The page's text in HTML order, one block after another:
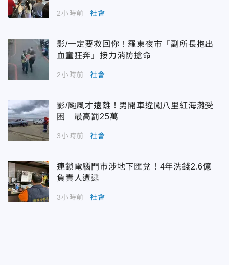
2小時前 社會
影/一定要救回你！羅東夜市「副所長抱出
血童狂奔」接力消防搶命
2小時前 社會
影/颱風才遠離！男開車違闖八里紅海灘受
困 最高罰25萬
3小時前 社會
連鎖電腦門市涉地下匯兌！4年洗錢2.6億
負責人遭逮
3小時前 社會